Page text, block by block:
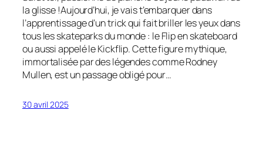
la glisse !Aujourd’hui, je vais t’embarquer dans
l’apprentissage d’un trick qui fait briller les yeux dans
tous les skateparks du monde : le Flip en skateboard
ou aussi appelé le Kickflip. Cette figure mythique,
immortalisée par des légendes comme Rodney
Mullen, est un passage obligé pour…
30 avril 2025